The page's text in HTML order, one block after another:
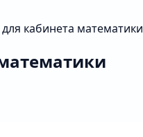
кабинета математики